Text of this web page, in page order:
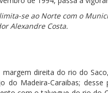
se ao Norte com o
Alexandre Costa.
direita do rio do
Madeira-Caraibas;